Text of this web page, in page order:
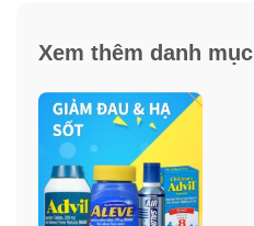
đau lưng và đau nhức toàn
Soft Grip® Arthritis Cap có
từ 12 tuổi trở lên.
Xem thêm danh